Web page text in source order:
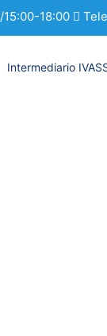
18:00
Intermediario